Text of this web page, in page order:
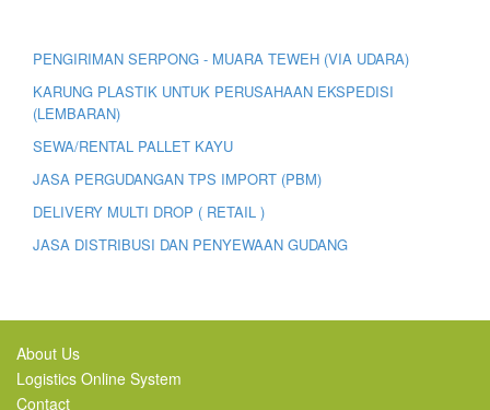
PENGIRIMAN SERPONG - MUARA TEWEH (VIA UDARA)
KARUNG PLASTIK UNTUK PERUSAHAAN EKSPEDISI
(LEMBARAN)
SEWA/RENTAL PALLET KAYU
JASA PERGUDANGAN TPS IMPORT (PBM)
DELIVERY MULTI DROP ( RETAIL )
JASA DISTRIBUSI DAN PENYEWAAN GUDANG
About Us
Logistics Online System
Contact